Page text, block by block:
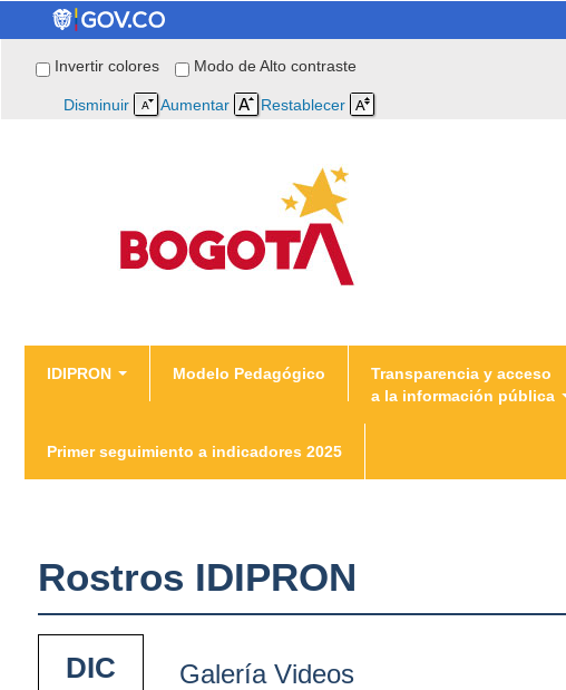
Invertir colores Modo de Alto contraste
Disminuir Aumentar Restablecer
IDIPRON Modelo Pedagógico
Transparencia y acceso
a la información pública
Primer seguimiento a indicadores 2025
You are here
Rostros IDIPRON
Galería Videos
DIC